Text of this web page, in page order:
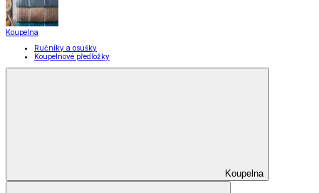
Koupelna
Ručníky a osušky
Koupelnové předložky
Koupelna